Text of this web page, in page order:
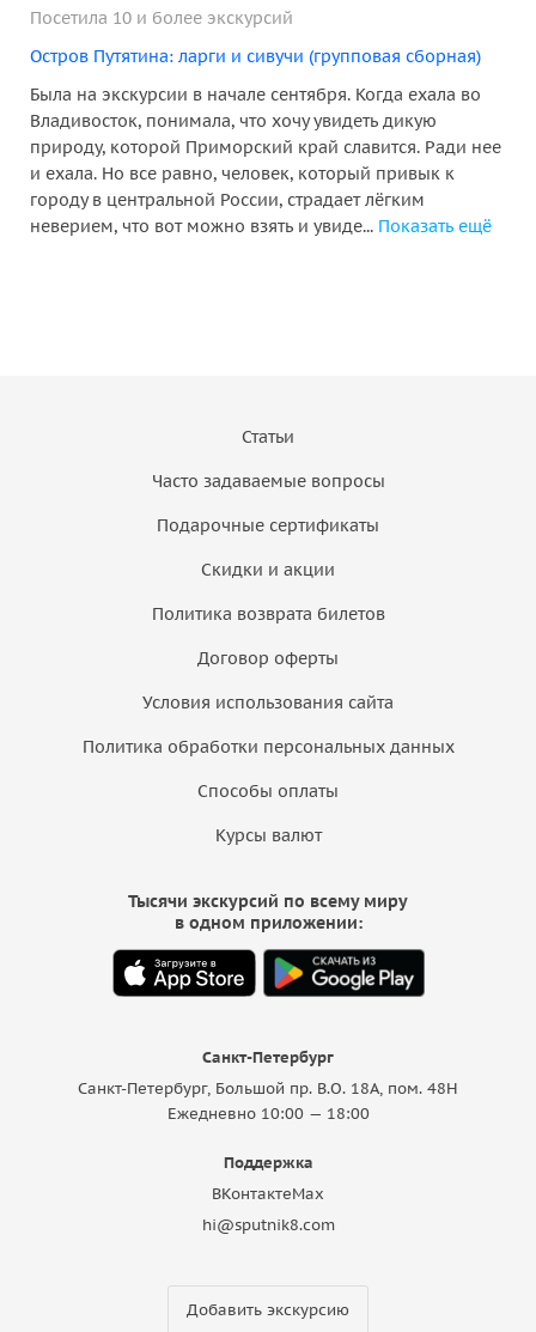
Посетила 10 и более экскурсий
Остров Путятина: ларги и сивучи (групповая сборная)
Была на экскурсии в начале сентября. Когда ехала во
Владивосток, понимала, что хочу увидеть дикую
природу, которой Приморский край славится. Ради нее
и ехала. Но все равно, человек, который привык к
городу в центральной России, страдает лёгким
неверием, что вот можно взять и увиде... Показать ещё
Статьи
Часто задаваемые вопросы
Подарочные сертификаты
Скидки и акции
Политика возврата билетов
Договор оферты
Условия использования сайта
Политика обработки персональных данных
Способы оплаты
Курсы валют
Санкт-Петербург
Санкт-Петербург, Большой пр. В.О. 18A, пом. 48Н
Ежедневно 10:00 — 18:00
Поддержка
ВКонтактеMax
hi@sputnik8.com
Добавить экскурсию
Тысячи экскурсий по всему миру
в одном приложении: